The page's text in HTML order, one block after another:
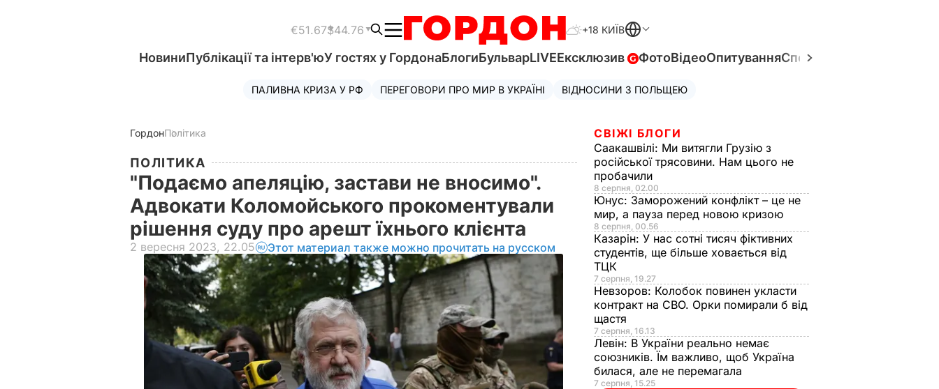
€51.67$44.76 +18 КИЇВ
НовиниПублікації та інтерв'юУ гостях у ГордонаБлогиБульварLIVEЕксклюзив ФотоВідеоОпитуванняСпецпроєкти
ПАЛИВНА КРИЗА У РФ ПЕРЕГОВОРИ ПРО МИР В УКРАЇНІ ВІДНОСИНИ З ПОЛЬЩЕЮ
ГордонПолітика
ПОЛІТИКА
"Подаємо апеляцію, застави не вносимо".
Адвокати Коломойського прокоментували
рішення суду про арешт їхнього клієнта
2 вересня 2023, 22.05 Этот материал также можно прочитать на русском
СВІЖІ БЛОГИ
Саакашвілі: Ми витягли Грузію з
російської трясовини. Нам цього не
пробачили
8 серпня, 02.00
Юнус: Заморожений конфлікт – це не
мир, а пауза перед новою кризою
8 серпня, 00.56
Казарін: У нас сотні тисяч фіктивних
студентів, ще більше ховається від
ТЦК
7 серпня, 19.27
Невзоров: Колобок повинен укласти
контракт на СВО. Орки помирали б від
щастя
7 серпня, 16.13
Левін: В України реально немає
союзників. Їм важливо, щоб Україна
билася, але не перемагала
7 серпня, 15.25